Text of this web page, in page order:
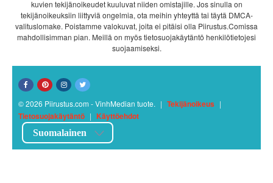
kuvien tekijänoikeudet kuuluvat niiden omistajille. Jos sinulla on
tekijänoikeuksiin liittyviä ongelmia, ota meihin yhteyttä tai täytä DMCA-
valituslomake. Poistamme valokuvat, joita ei pitäisi olla Piirustus.Comissa
mahdollisimman pian. Meillä on myös tietosuojakäytäntö henkilötietojesi
suojaamiseksi.
© 2026 Piirustus.com - VinhMedian tuote. | Tekijänoikeus |
Tietosuojakäytäntö | Käyttöehdot
Suomalainen